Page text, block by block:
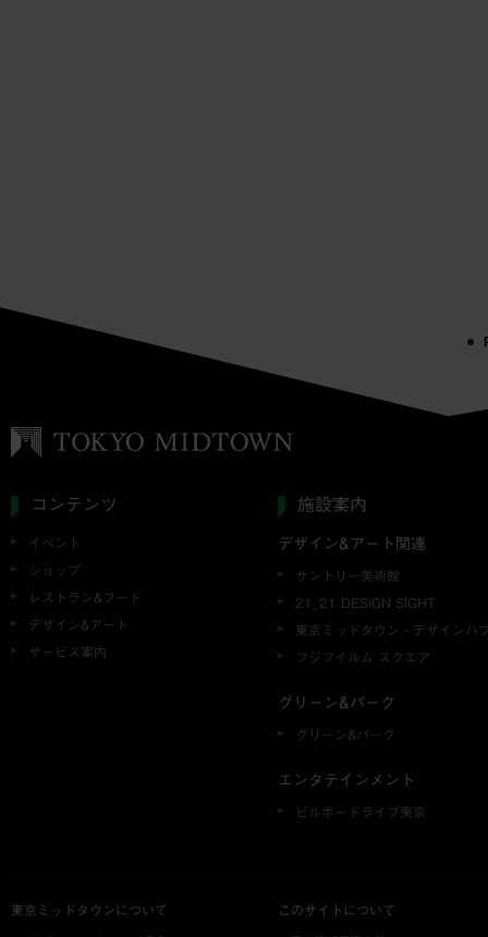
コンテンツ
イベント
ショップ
レストラン&フード
デザイン&アート
サービス案内
施設案内
デザイン&アート関連
サントリー美術館
21_21 DESIGN SIGHT
東京ミッドタウン・デザインハ
フジフイルム スクエア
グリーン&パーク
グリーン&パーク
エンタテインメント
ビルボードライブ東京
東京ミッドタウンについて このサイトについて